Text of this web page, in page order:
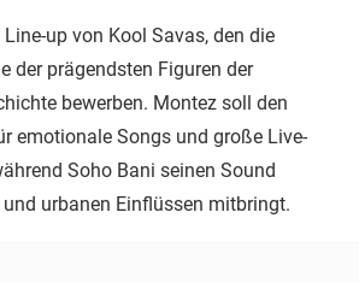
up von Kool Savas, den die
der prägendsten Figuren der
bewerben. Montez soll den
emotionale Songs und große Live-
Soho Bani seinen Sound
urbanen Einflüssen mitbringt.